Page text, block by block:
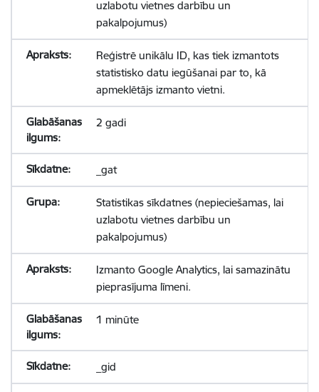
uzlabotu vietnes darbību un
pakalpojumus)
Reģistrē unikālu ID, kas tiek izmantots
statistisko datu iegūšanai par to, kā
apmeklētājs izmanto vietni.
2 gadi
_gat
Statistikas sīkdatnes (nepieciešamas, lai
uzlabotu vietnes darbību un
pakalpojumus)
Izmanto Google Analytics, lai samazinātu
pieprasījuma līmeni.
1 minūte
_gid